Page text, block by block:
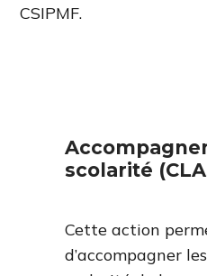
CSIPMF.
scolarité
Cette action
d’accompagner